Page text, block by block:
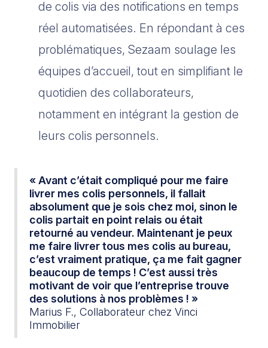
de colis via des notifications en temps
réel automatisées. En répondant à ces
problématiques, Sezaam soulage les
équipes d’accueil, tout en simplifiant le
quotidien des collaborateurs,
notamment en intégrant la gestion de
leurs colis personnels.
« Avant c’était compliqué pour me faire
livrer mes colis personnels, il fallait
absolument que je sois chez moi, sinon le
colis partait en point relais ou était
retourné au vendeur. Maintenant je peux
me faire livrer tous mes colis au bureau,
c’est vraiment pratique, ça me fait gagner
beaucoup de temps ! C’est aussi très
motivant de voir que l’entreprise trouve
des solutions à nos problèmes ! »
Marius F., Collaborateur chez Vinci
Immobilier